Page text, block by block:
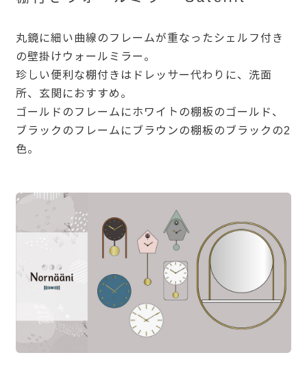
丸鏡に細い曲線のフレームが重なったシェルフ付き
の壁掛けウォールミラー。
珍しい便利な棚付きはドレッサー代わりに、洗面
所、玄関におすすめ。
ゴールドのフレームにホワイトの棚板のゴールド、
ブラックのフレームにブラウンの棚板のブラックの2
色。